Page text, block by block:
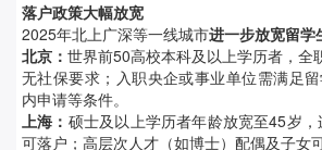
落户政策大幅放宽
2025年北上广深等一线城市进一步放宽留学
北京： 世界前50高校本科及以上学历者，全
无社保要求；入职央企或事业单位需满足
内申请等条件。
上海： 硕士及以上学历者年龄放宽至45岁
可落户；高层次人才（如博士）配偶及子女